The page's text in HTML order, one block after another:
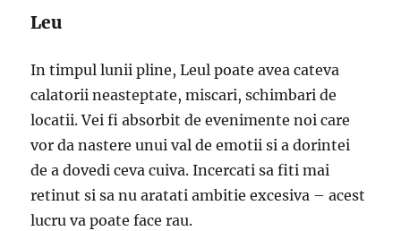
Leu
In timpul lunii pline, Leul poate avea cateva
calatorii neasteptate, miscari, schimbari de
locatii. Vei fi absorbit de evenimente noi care
vor da nastere unui val de emotii si a dorintei
de a dovedi ceva cuiva. Incercati sa fiti mai
retinut si sa nu aratati ambitie excesiva – acest
lucru va poate face rau.